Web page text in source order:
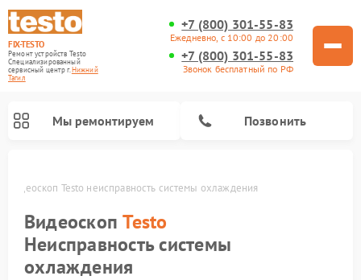
FIX-TESTO
Ремонт устройств Testo
Специализированный
cервисный центр г.Нижний
Тагил
+7 (800) 301-55-83
Ежедневно, с 10:00 до 20:00
+7 (800) 301-55-83
Звонок бесплатный по РФ
Мы ремонтируем Позвонить
Видеоскоп Testo неисправность системы охлаждения
ВидеоскопTesto
Неисправность системы
охлаждения